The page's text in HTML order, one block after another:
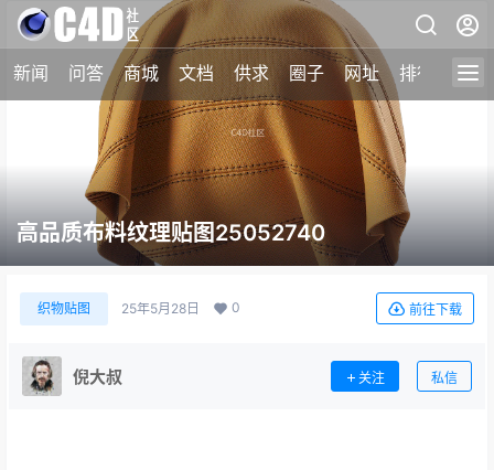
新闻 问答 商城 文档 供求 圈子 网址 排行榜
高品质布料纹理贴图25052740
织物贴图 25年5月28日 0 前往下载
倪大叔 关注 私信